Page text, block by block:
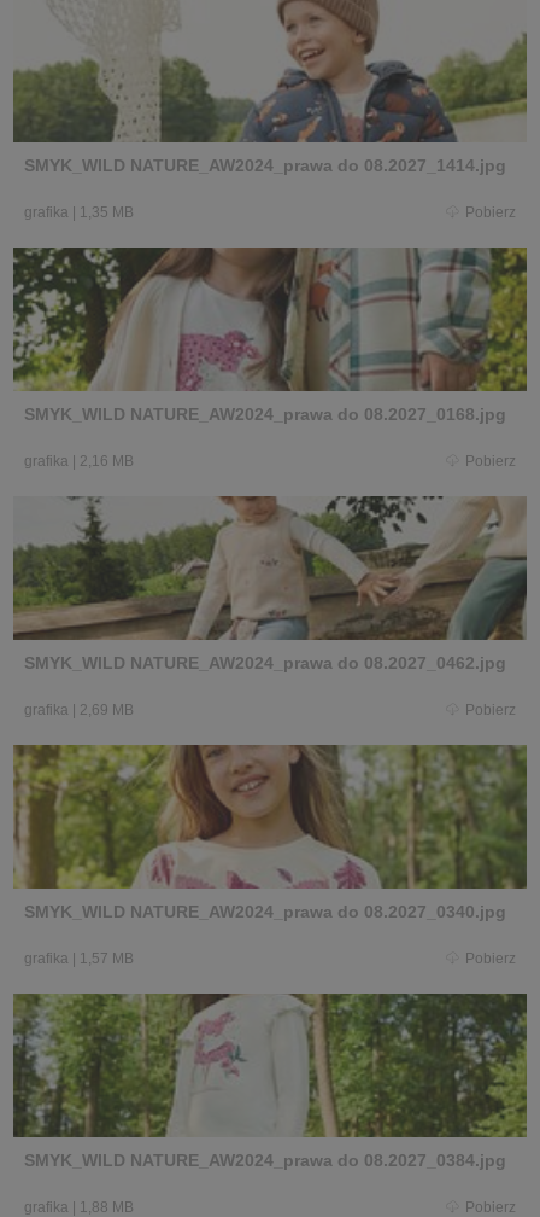
SMYK_WILD NATURE_AW2024_prawa do 08.2027_1414.jpg
grafika 1,35 MB Pobierz
SMYK_WILD NATURE_AW2024_prawa do 08.2027_0168.jpg
grafika 2,16 MB Pobierz
SMYK_WILD NATURE_AW2024_prawa do 08.2027_0462.jpg
grafika 2,69 MB Pobierz
SMYK_WILD NATURE_AW2024_prawa do 08.2027_0340.jpg
grafika 1,57 MB Pobierz
SMYK_WILD NATURE_AW2024_prawa do 08.2027_0384.jpg
grafika 1,88 MB Pobierz